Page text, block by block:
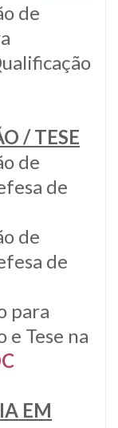
de
/ TESE
de
de
de
de
para
e Tese na
EM